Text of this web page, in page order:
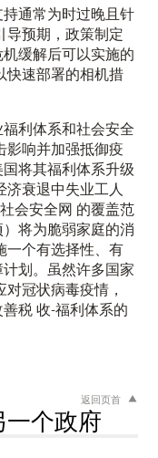
通常为时过晚且针
预期，政策制定
缓解后可以实施的
快速部署的相机措
利体系和社会安全
影响并加强抵御疫
将其福利体系升级
衰退中失业工人
会安全网 的覆盖范
将为脆弱家庭的消
一个有选择性、有
划。虽然许多国家
冠状病毒疫情，
税 收-福利体系的
返回页首
个政府